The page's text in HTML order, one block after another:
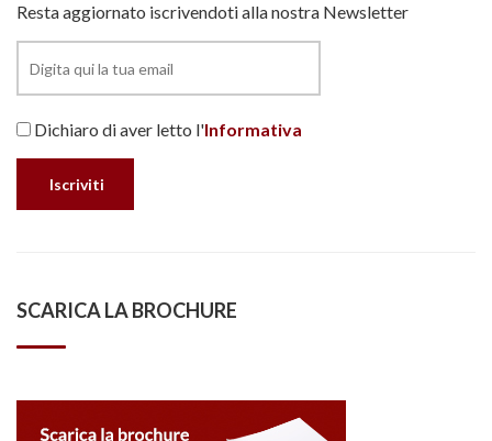
Resta aggiornato iscrivendoti alla nostra Newsletter
Dichiaro di aver letto l'Informativa
SCARICA LA BROCHURE